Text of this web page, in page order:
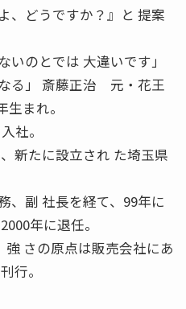
、どうですか？』と 提案
のとでは 大違いです」
る」 斎藤正治 元・花王
まれ。
社。
新たに設立され た埼玉県
、副 社長を経て、99年に
年に退任。
さの原点は販売会社にあ
行。